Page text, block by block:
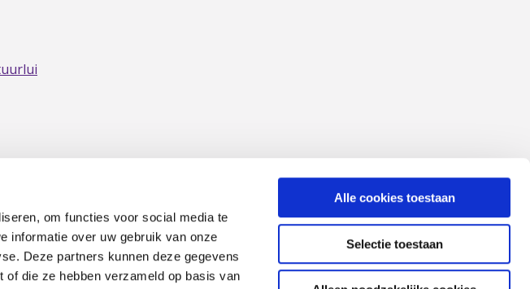
om functies voor social media te
informatie over uw gebruik van onze
Deze partners kunnen deze gegevens
die ze hebben verzameld op basis van
Alle cookies toestaan
Selectie toestaan